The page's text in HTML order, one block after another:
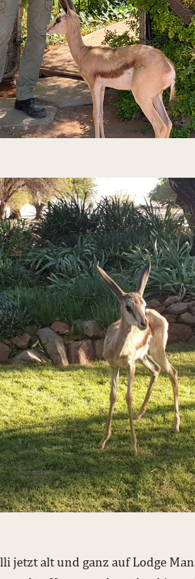
jetzt alt und ganz auf Lodge